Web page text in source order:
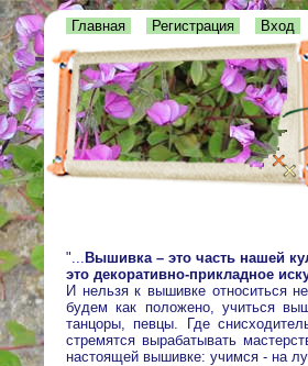
Главная Регистрация Вход
"... Вышивка – это часть нашей
это декоративно-прикладное
И нельзя к вышивке относиться
будем как положено, учиться
танцоры, певцы. Где
стремятся вырабатывать
настоящей вышивке: учимся - на